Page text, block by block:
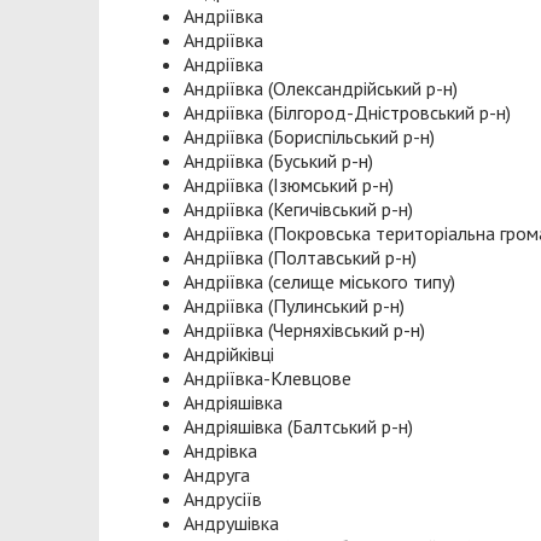
Андріївка
Андріївка
Андріївка
Андріївка (Олександрійський р-н)
Андріївка (Білгород-Дністровський р-н)
Андріївка (Бориспільський р-н)
Андріївка (Буський р-н)
Андріївка (Ізюмський р-н)
Андріївка (Кегичівський р-н)
Андріївка (Покровська територіальна
Андріївка (Полтавський р-н)
Андріївка (селище міського типу)
Андріївка (Пулинський р-н)
Андріївка (Черняхівський р-н)
Андрійківці
Андріївка-Клевцове
Андріяшівка
Андріяшівка (Балтський р-н)
Андрівка
Андруга
Андрусіїв
Андрушівка